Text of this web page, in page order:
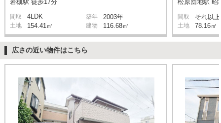
岩槻駅 徒歩17分
間取 4LDK 築年 2003年
土地 154.41㎡ 建物 116.68㎡
松原団地駅 昭
間取 それ以上
土地 78.16㎡
広さの近い物件はこちら